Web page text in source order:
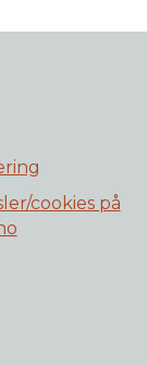
cookies på